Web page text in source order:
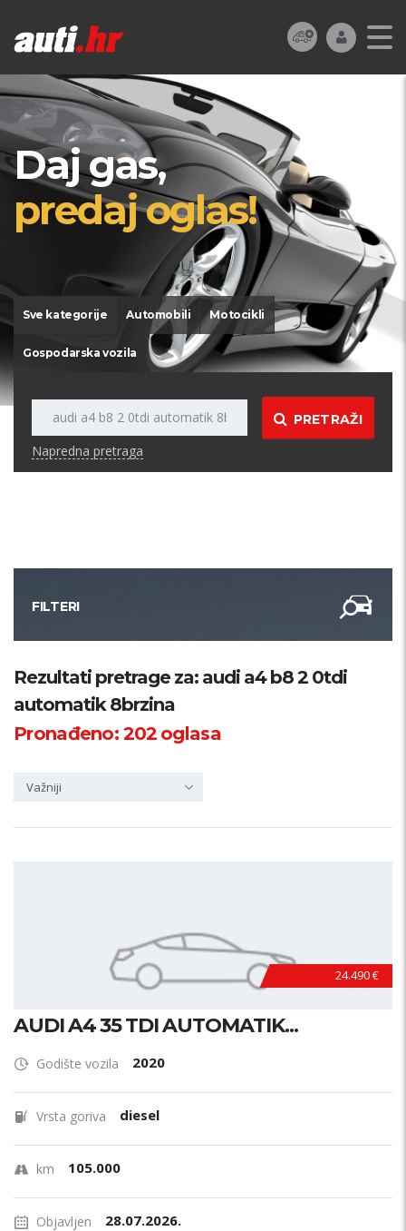
Daj gas,
predaj oglas!
Sve kategorije Automobili Motocikli
Gospodarska vozila
PRETRAŽI
Napredna pretraga
FILTERI
Kategorija
Županija
Rezultati pretrage za: audi a4 b8 2 0tdi
automatik 8brzina
Pronađeno:202oglasa
Važniji
24.490 €
AUDI A4 35 TDI AUTOMATIK...
Godište vozila 2020
Vrsta goriva diesel
km 105.000
Objavljen 28.07.2026.